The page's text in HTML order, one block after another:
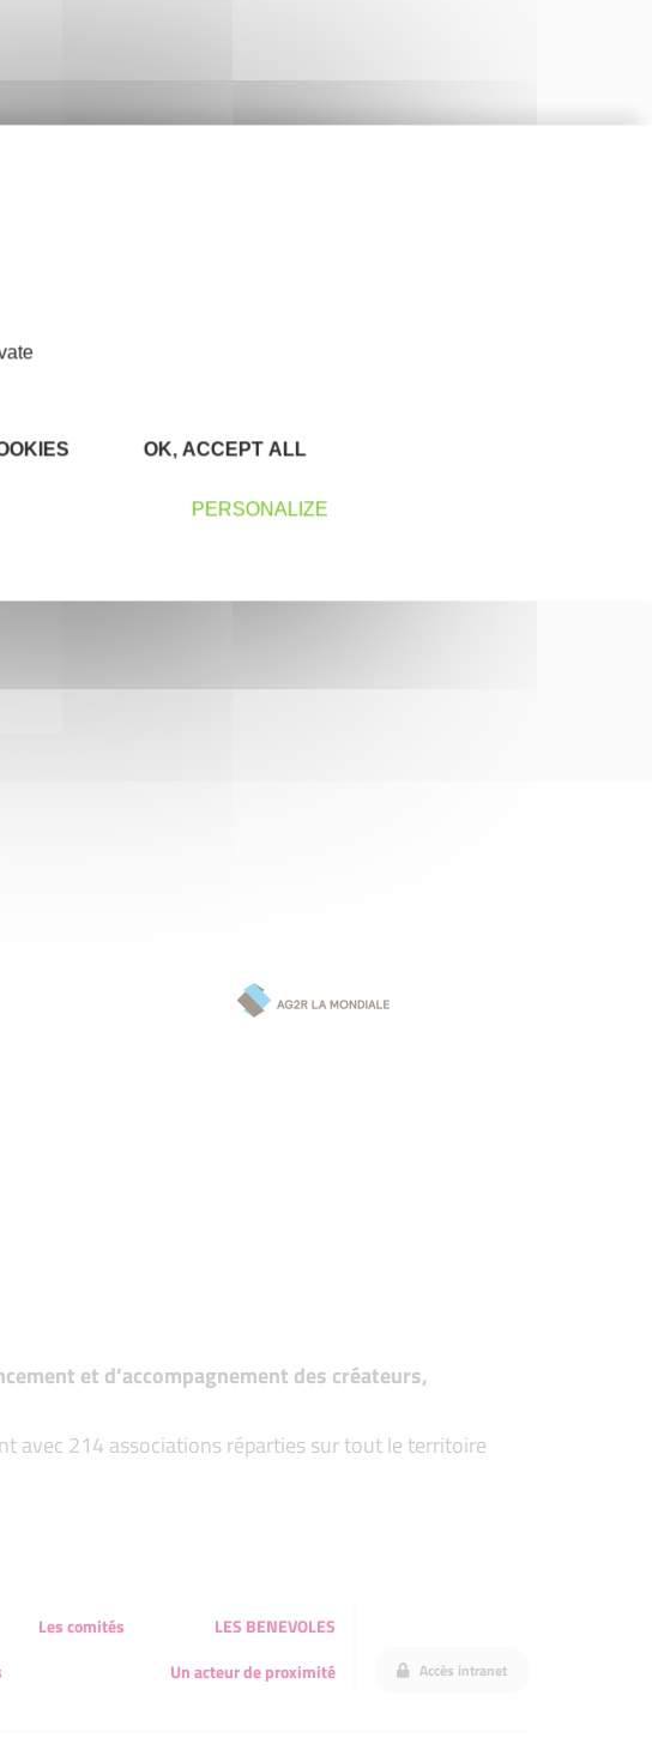
et d’accompagnement des créateurs,
avec 214 associations réparties sur tout le territoire
Les comités
LES BENEVOLES
Un acteur de proximité Accès intranet
OK, ACCEPT ALL
PERSONALIZE